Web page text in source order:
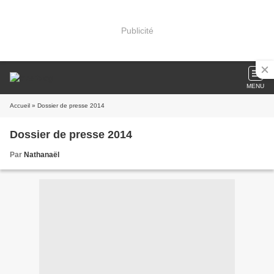
Publicité
MENU
Accueil » Dossier de presse 2014
Dossier de presse 2014
Par Nathanaël